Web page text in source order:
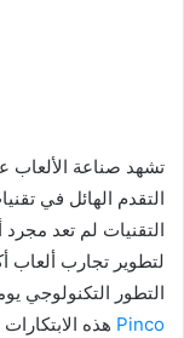
تشهد صناعة الألعاب
التقدم الهائل في
التقنيات لم تعد
لتطوير تجارب ألعاب
التطور التكنولوجي
Pinco هذه